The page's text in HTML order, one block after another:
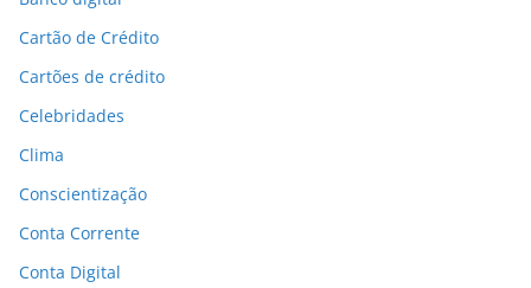
Cartão de Crédito
Cartões de crédito
Celebridades
Clima
Conscientização
Conta Corrente
Conta Digital